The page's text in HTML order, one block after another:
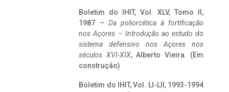
Boletim do IHIT, Vol. XLV, Tomo II,
1987 – Da poliorcética à fortificação
nos Açores – Introdução ao estudo do
sistema defensivo nos Açores nos
séculos XVI-XIX, Alberto Vieira. (Em
construção)
Boletim do IHIT, Vol. LI-LII, 1993-1994